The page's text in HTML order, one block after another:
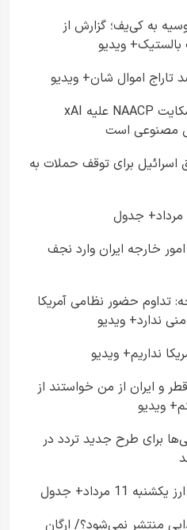
به کی‌یف؛ گزارش از
اموال شان+ ویدیو
وزارت دادگستری آمریکا: شکایت NAACP علیه xAI
مصنوعی است
برای توقف حملات به
خارجه ایران وارد نجف
تداوم حضور نظامی آمریکا
ندارد+ ویدیو
نداریم+ ویدیو
و ایران از من خواستند از
ویدیو
برای طرح جدید تردد در
مرداد+ جدول
منتشر نمی‌شود؟/ ارگان